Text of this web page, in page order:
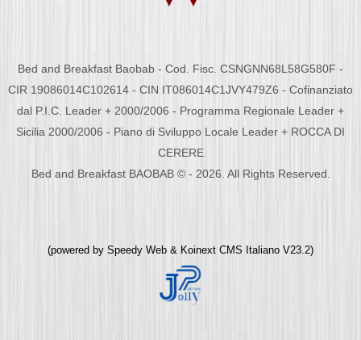
Bed and Breakfast Baobab - Cod. Fisc. CSNGNN68L58G580F -
CIR 19086014C102614 - CIN IT086014C1JVY479Z6 - Cofinanziato
dal P.I.C. Leader + 2000/2006 - Programma Regionale Leader +
Sicilia 2000/2006 - Piano di Sviluppo Locale Leader + ROCCA DI
CERERE
Bed and Breakfast BAOBAB © - 2026. All Rights Reserved.
(powered by Speedy Web & Koinext CMS Italiano V23.2)